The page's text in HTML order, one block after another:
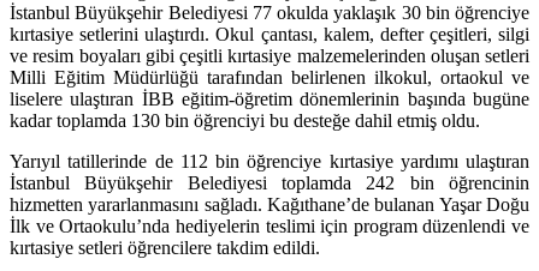
İstanbul Büyükşehir Belediyesi 77 okulda yaklaşık 30 bin öğrenciye
kırtasiye setlerini ulaştırdı. Okul çantası, kalem, defter çeşitleri, silgi
ve resim boyaları gibi çeşitli kırtasiye malzemelerinden oluşan setleri
Milli Eğitim Müdürlüğü tarafından belirlenen ilkokul, ortaokul ve
liselere ulaştıran İBB eğitim-öğretim dönemlerinin başında bugüne
kadar toplamda 130 bin öğrenciyi bu desteğe dahil etmiş oldu.
Yarıyıl tatillerinde de 112 bin öğrenciye kırtasiye yardımı ulaştıran
İstanbul Büyükşehir Belediyesi toplamda 242 bin öğrencinin
hizmetten yararlanmasını sağladı. Kağıthane’de bulanan Yaşar Doğu
İlk ve Ortaokulu’nda hediyelerin teslimi için program düzenlendi ve
kırtasiye setleri öğrencilere takdim edildi.